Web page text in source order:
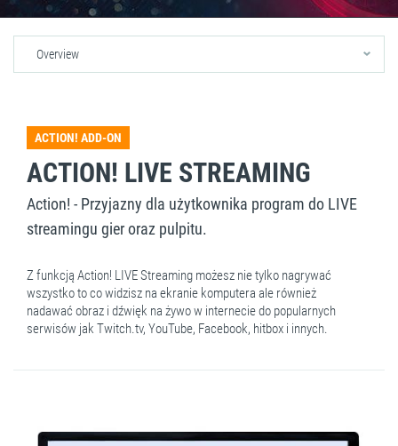
Overview
ACTION! ADD-ON
ACTION! LIVE STREAMING
Action! - Przyjazny dla użytkownika program do LIVE
streamingu gier oraz pulpitu.
Z funkcją Action! LIVE Streaming możesz nie tylko nagrywać
wszystko to co widzisz na ekranie komputera ale również
nadawać obraz i dźwięk na żywo w internecie do popularnych
serwisów jak Twitch.tv, YouTube, Facebook, hitbox i innych.